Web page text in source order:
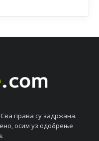
права су задржана.
осим уз одобрeњe